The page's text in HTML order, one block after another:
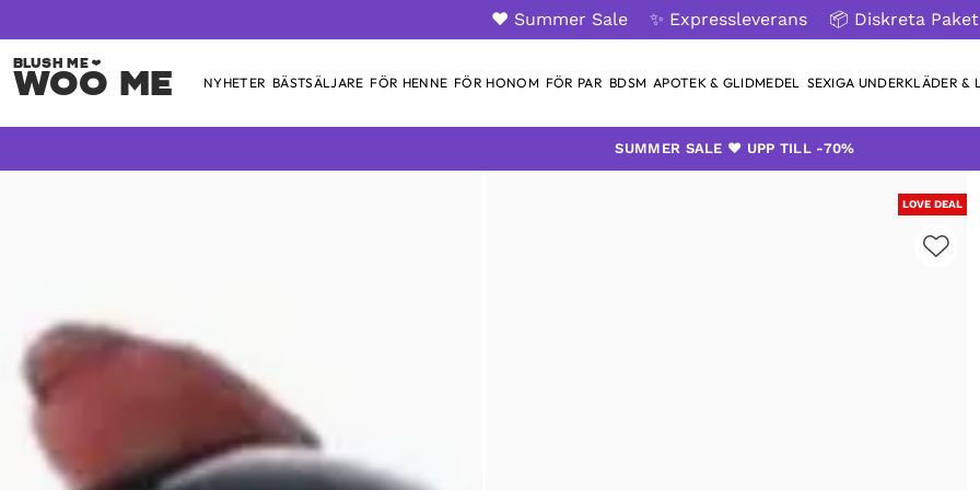
❤️ Summer Sale ✨ Expressleverans 📦 Diskreta Paket
Woo Me NYHETER BÄSTSÄLJARE FÖR HENNE FÖR HONOM FÖR PAR BDSM APOTEK & GLIDMEDEL SEXIGA UNDERKLÄDER &
SUMMER SALE ❤️ UPP TILL -70%
LOVE DEAL